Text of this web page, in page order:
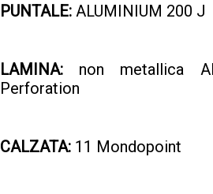
PUNTALE: ALUMINIUM 200 J
LAMINA: non metallica
Perforation
CALZATA: 11 Mondopoint